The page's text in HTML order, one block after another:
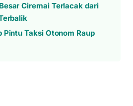
Ciremai Terlacak dari
Pintu Taksi Otonom Raup